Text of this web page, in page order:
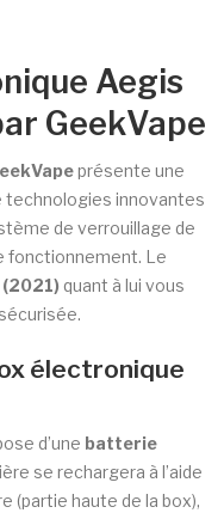
Aegis
GeekVape
présente une
innovantes
de verrouillage de
fonctionnement. Le
quant à lui vous
électronique
d’une batterie
se rechargera à l’aide
(partie haute de la box),